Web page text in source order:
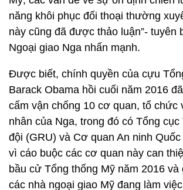
năng khôi phục đối thoại thường
này cũng đã được thảo luận”- tuyên
Ngoại giao Nga nhấn mạnh.
Được biết, chính quyền của cựu
Barack Obama hồi cuối năm 2016
cấm vận chống 10 cơ quan, tổ chức
nhân của Nga, trong đó có Tổng
đội (GRU) và Cơ quan An ninh
vì cáo buộc các cơ quan này can
bầu cử Tổng thống Mỹ năm 2016 và
các nhà ngoại giao Mỹ đang làm